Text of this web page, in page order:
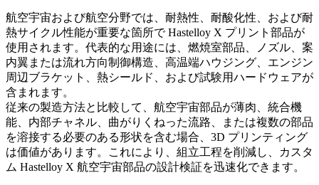
航空宇宙および航空分野では、耐熱性、耐酸化性、および耐
熱サイクル性能が重要な箇所で Hastelloy X プリント部品が
使用されます。代表的な用途には、燃焼室部品、ノズル、案
内翼または流れ方向制御構造、高温端ハウジング、エンジン
周辺ブラケット、熱シールド、および試験用ハードウェアが
含まれます。
従来の製造方法と比較して、航空宇宙部品が薄肉、統合機
能、内部チャネル、曲がりくねった流路、または複数の部品
を溶接する必要のある形状を含む場合、3D プリンティング
は価値があります。これにより、組立工程を削減し、カスタ
ム Hastelloy X 航空宇宙部品の設計検証を迅速化できます。